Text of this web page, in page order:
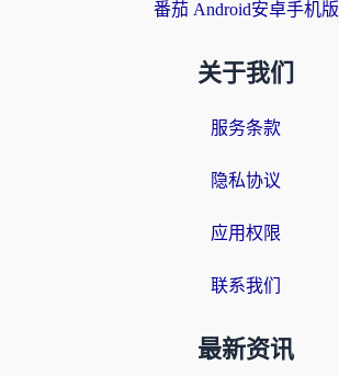
番茄 Android安卓手机版
关于我们
服务条款
隐私协议
应用权限
联系我们
最新资讯